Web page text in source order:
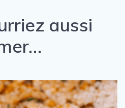
aussi